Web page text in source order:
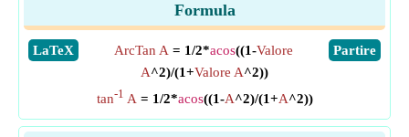
Formula
​LaTeX ​Partire
ArcTan A = 1/2*acos((1-Valore
A^2)/(1+Valore A^2))
tan-1 A = 1/2*acos((1-A^2)/(1+A^2))